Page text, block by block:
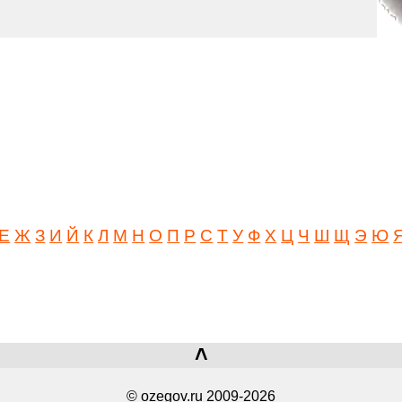
Ж З И Й К Л М Н О П Р С Т У Ф Х Ц Ч Ш Щ Э Ю
˄
© ozegov.ru 2009-2026